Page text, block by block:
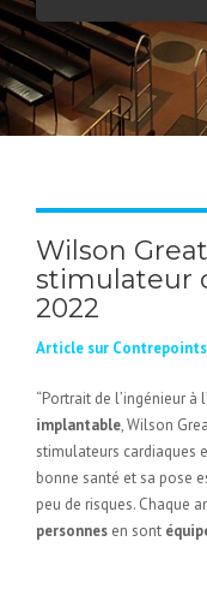
Wilson
stimulateur
2022
Article sur Contrepoints
“Portrait de l’ingénieur à
implantable, Wilson
stimulateurs cardiaques
bonne santé et sa pose
peu de risques. Chaque
personnes en sont